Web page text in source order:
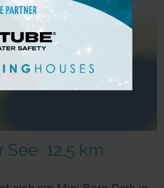
See 12,5 km